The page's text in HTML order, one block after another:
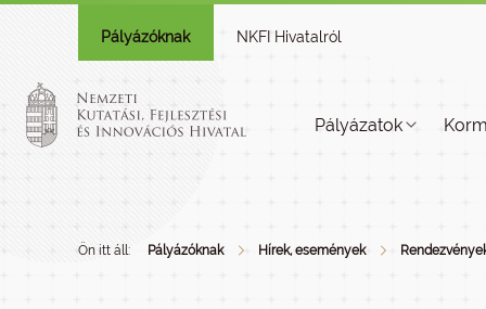
Pályázóknak NKFI Hivatalról
Pályázatok
Ön itt áll: Pályázóknak Hírek, események